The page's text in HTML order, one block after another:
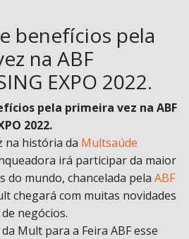
benefícios pela
na ABF
EXPO 2022.
pela primeira vez na ABF
2022.
na história da Multsaúde
irá participar da maior
do mundo, chancelada pela ABF
chegará com muitas novidades
negócios.
Mult para a Feira ABF esse